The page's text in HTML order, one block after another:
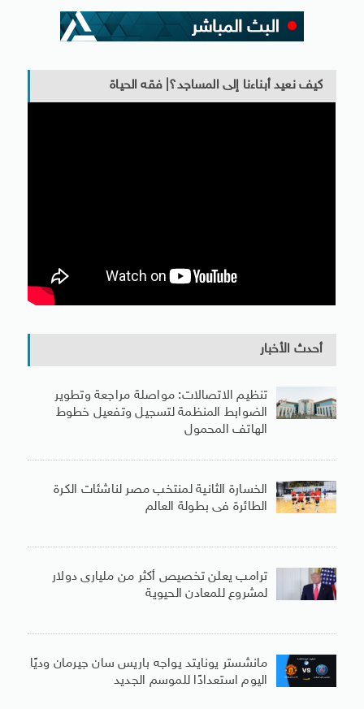
كيف نعيد أبناءنا إلى المساجد؟| فقه الحياة
أحدث الأخبار
تنظيم الاتصالات: مواصلة مراجعة وتطوير
الضوابط المنظمة لتسجيل وتفعيل خطوط
الهاتف المحمول
الخسارة الثانية لمنتخب مصر لناشئات الكرة
الطائرة فى بطولة العالم
ترامب يعلن تخصيص أكثر من مليارى دولار
لمشروع للمعادن الحيوية
مانشستر يونايتد يواجه باريس سان جيرمان وديًا
اليوم استعدادًا للموسم الجديد